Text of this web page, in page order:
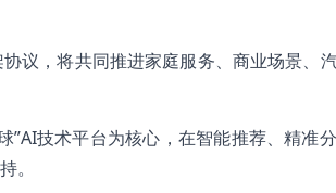
议，将共同推进家庭服务、商业场景、
技术平台为核心，在智能推荐、精准
。